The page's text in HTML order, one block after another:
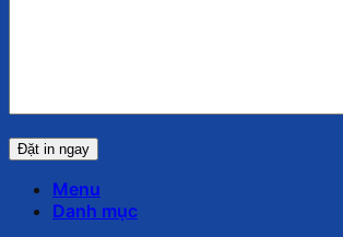
Menu
Danh mục